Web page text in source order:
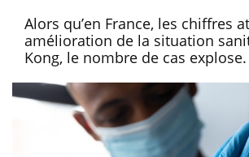
Alors qu’en France, les chiffres
amélioration de la situation
Kong, le nombre de cas explose.